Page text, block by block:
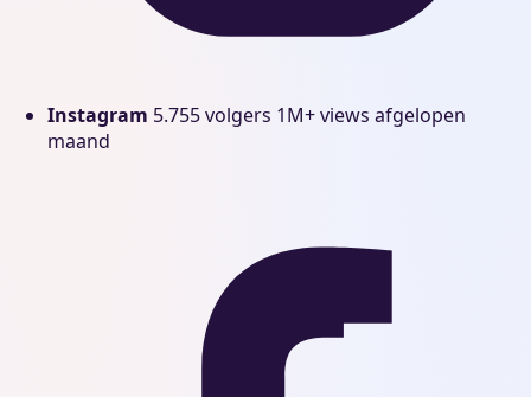
Instagram 5.755 volgers 1M+ views afgelopen
maand